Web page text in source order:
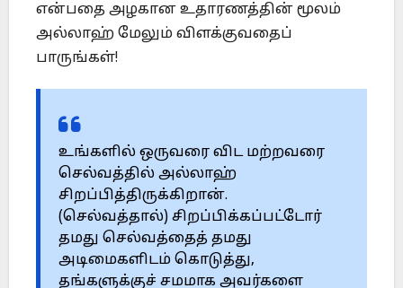
என்பதை அழகான உதாரணத்தின் மூலம்
அல்லாஹ் மேலும் விளக்குவதைப்
பாருங்கள்!
உங்களில் ஒருவரை விட மற்றவரை
செல்வத்தில் அல்லாஹ்
சிறப்பித்திருக்கிறான்.
(செல்வத்தால்) சிறப்பிக்கப்பட்டோர்
தமது செல்வத்தைத் தமது
அடிமைகளிடம் கொடுத்து,
தங்களுக்குச் சமமாக அவர்களை